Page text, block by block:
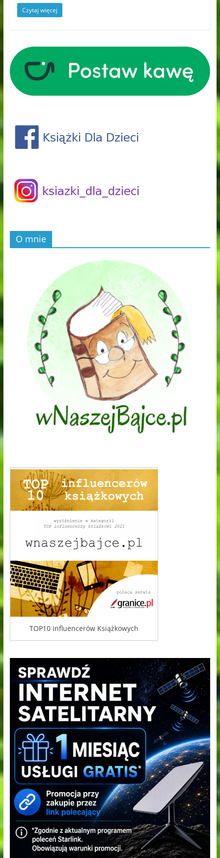
Czytaj więcej
O mnie
TOP10 Influencerów Książkowych